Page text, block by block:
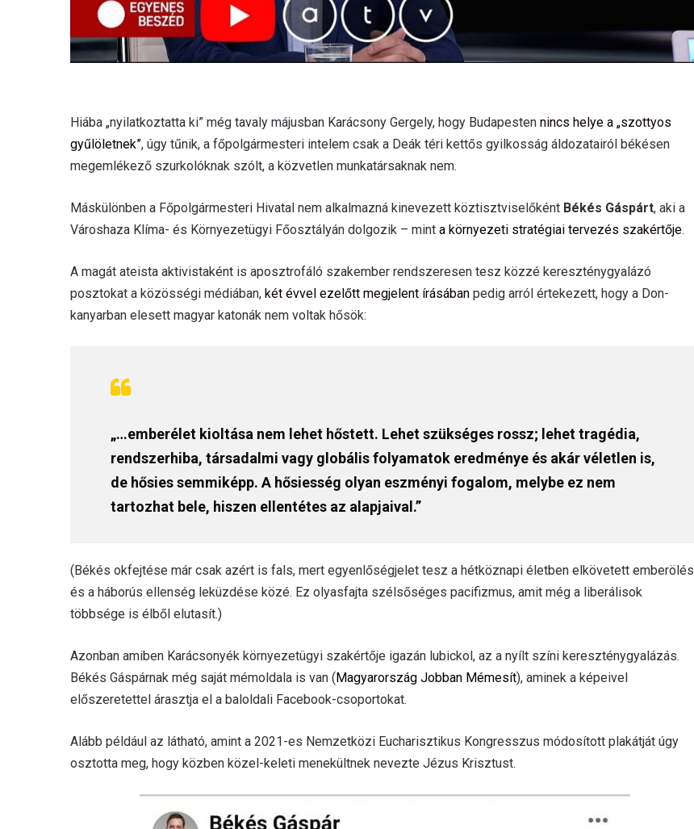
Hiába „nyilatkoztatta ki” még tavaly májusban Karácsony Gergely, hogy Budapesten nincs helye a „szottyos
gyűlöletnek”, úgy tűnik, a főpolgármesteri intelem csak a Deák téri kettős gyilkosság áldozatairól békésen
megemlékező szurkolóknak szólt, a közvetlen munkatársaknak nem.
Máskülönben a Főpolgármesteri Hivatal nem alkalmazná kinevezett köztisztviselőként Békés Gáspárt, aki a
Városhaza Klíma- és Környezetügyi Főosztályán dolgozik – mint a környezeti stratégiai tervezés szakértője.
A magát ateista aktivistaként is aposztrofáló szakember rendszeresen tesz közzé kereszténygyalázó
posztokat a közösségi médiában, két évvel ezelőtt megjelent írásában pedig arról értekezett, hogy a Don-
kanyarban elesett magyar katonák nem voltak hősök:
„…emberélet kioltása nem lehet hőstett. Lehet szükséges rossz; lehet tragédia,
rendszerhiba, társadalmi vagy globális folyamatok eredménye és akár véletlen is,
de hősies semmiképp. A hősiesség olyan eszményi fogalom, melybe ez nem
tartozhat bele, hiszen ellentétes az alapjaival.”
(Békés okfejtése már csak azért is fals, mert egyenlőségjelet tesz a hétköznapi életben elkövetett emberölés
és a háborús ellenség leküzdése közé. Ez olyasfajta szélsőséges pacifizmus, amit még a liberálisok
többsége is élből elutasít.)
Azonban amiben Karácsonyék környezetügyi szakértője igazán lubickol, az a nyílt színi kereszténygyalázás.
Békés Gáspárnak még saját mémoldala is van (Magyarország Jobban Mémesít), aminek a képeivel
előszeretettel árasztja el a baloldali Facebook-csoportokat.
Alább például az látható, amint a 2021-es Nemzetközi Eucharisztikus Kongresszus módosított plakátját úgy
osztotta meg, hogy közben közel-keleti menekültnek nevezte Jézus Krisztust.